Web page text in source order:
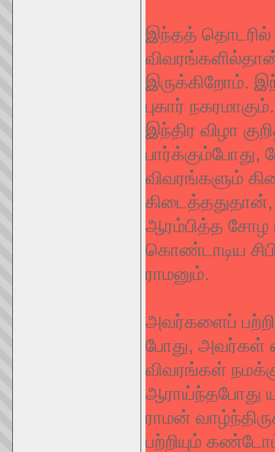
இந்தத் தொடரில்
இருக்கிறோம்.
புகார்
இந்திர விழா
விவரங்களும்
கிடைத்ததுதான்,
ஆரம்பித்த சோழ
கொண்டாடிய
ராமனும்.
அவர்களைப்
போது, அவர்கள்
விவரங்கள்
ஆராய்ந்தபோது
ராமன்
பற்றியும்